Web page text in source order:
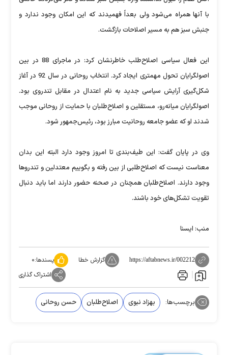
با آنها همراه می‌شود ولی بعداً فهمیدند که این امکان وجود ندارد و
جنبش سبز هم به مسیر اصلاحات بازگشت.
این فعال سیاسی اصلاح‌طلب خاطرنشان کرد: در ماجرای 88 در بین
اصولگرایان تحول مهمتری ایجاد کرد. انتخاب روحانی در سال 92 در آغاز
شکل‌گیری آرایش سیاسی جدید به نام اعتدال در مقابل تندروی بود.
اصولگرایان میانه‌رو، مستقلین و اصلاح‌طلبان با حمایت از روحانی موجب
شدند او که عضو جامعه روحانیت مبارز بود، رئیس‌جمهور شود.
وی در پایان گفت: این طیف‌بندی تا امروز وجود دارد البته این بدان
معناست نیست که اصلاح‌طلبی از بین رفته و بگوییم معتدلین و تندروها
وجود دارند. اصلاح‌طلبان همچنان در صحنه حضور دارند اما باید دنبال
تقویت تشکل‌های خود باشند.
منب: ایسنا
https://aftabnews.ir/002212 گزارش خطا پسندها:۰
اشتراک گذاری
برچسب‌ها: بهزاد نبوی اصلاح‌طلبان حسن روحانی